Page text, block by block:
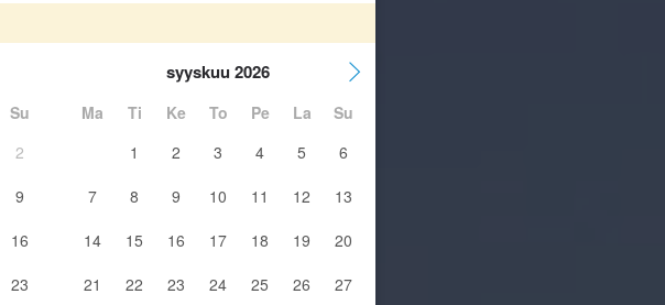
Su
2
9
16
23
syyskuu 2026
Ma Ti Ke To Pe La
Su
1
2 3 4 5
6
7
8 9 10 11 12
13
14
15 16 17 18 19
20
21
22 23 24 25 26
27